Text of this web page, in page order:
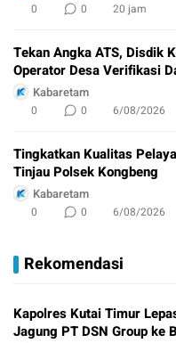
0 0 20 jam
Tekan Angka ATS, Disdik
Operator Desa Verifikasi
Kabaretam
0 0 6/08/2026
Tingkatkan Kualitas
Tinjau Polsek Kongbeng
Kabaretam
0 0 6/08/2026
Rekomendasi
Kapolres Kutai Timur
Jagung PT DSN Group ke